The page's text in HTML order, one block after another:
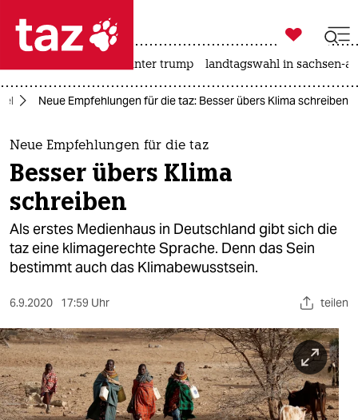
 taz zahl ich
taz zahl ich
themen
politik
öko
gesellschaft
sport
berlin
nord

taz zahl ich
usa unter trump landtagswahl in sachsen-
Neue Empfehlungen für die taz: Besser übers Klima schreiben
Neue Empfehlungen für die taz
Besser übers Klima
schreiben
Als erstes Medienhaus in Deutschland gibt sich die
taz eine klimagerechte Sprache. Denn das Sein
bestimmt auch das Klimabewusstsein.
6.9.2020 17:59 Uhr teilen